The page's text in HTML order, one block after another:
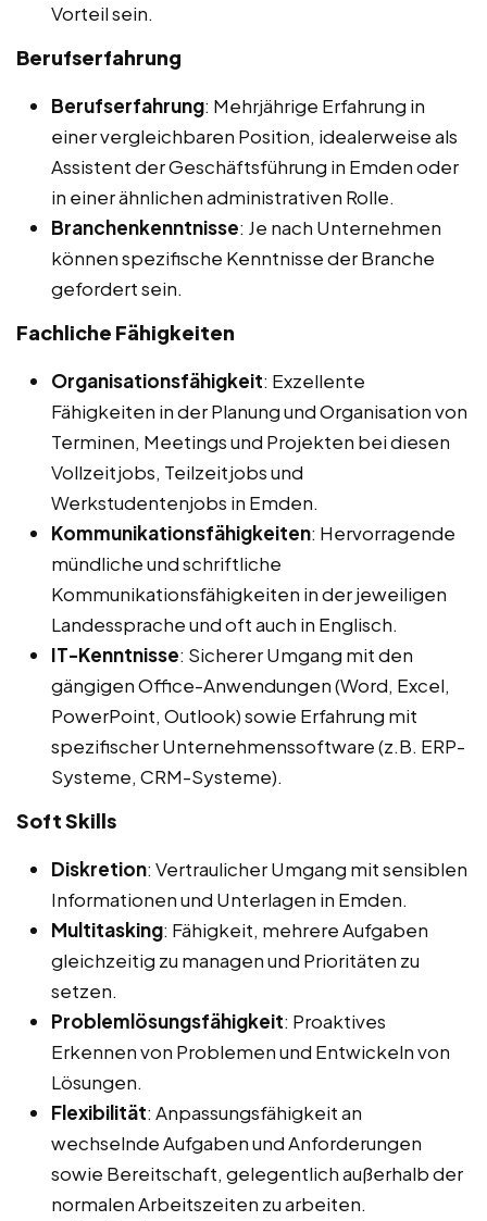
Vorteil sein.
Berufserfahrung
Berufserfahrung: Mehrjährige Erfahrung in
einer vergleichbaren Position, idealerweise als
Assistent der Geschäftsführung in Emden oder
in einer ähnlichen administrativen Rolle.
Branchenkenntnisse: Je nach Unternehmen
können spezifische Kenntnisse der Branche
gefordert sein.
Fachliche Fähigkeiten
Organisationsfähigkeit: Exzellente
Fähigkeiten in der Planung und Organisation von
Terminen, Meetings und Projekten bei diesen
Vollzeitjobs, Teilzeitjobs und
Werkstudentenjobs in Emden.
Kommunikationsfähigkeiten: Hervorragende
mündliche und schriftliche
Kommunikationsfähigkeiten in der jeweiligen
Landessprache und oft auch in Englisch.
IT-Kenntnisse: Sicherer Umgang mit den
gängigen Office-Anwendungen (Word, Excel,
PowerPoint, Outlook) sowie Erfahrung mit
spezifischer Unternehmenssoftware (z.B. ERP-
Systeme, CRM-Systeme).
Soft Skills
Diskretion: Vertraulicher Umgang mit sensiblen
Informationen und Unterlagen in Emden.
Multitasking: Fähigkeit, mehrere Aufgaben
gleichzeitig zu managen und Prioritäten zu
setzen.
Problemlösungsfähigkeit: Proaktives
Erkennen von Problemen und Entwickeln von
Lösungen.
Flexibilität: Anpassungsfähigkeit an
wechselnde Aufgaben und Anforderungen
sowie Bereitschaft, gelegentlich außerhalb der
normalen Arbeitszeiten zu arbeiten.